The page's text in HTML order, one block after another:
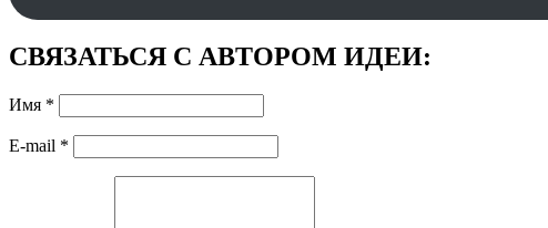
СВЯЗАТЬСЯ С АВТОРОМ ИДЕИ:
Имя *
E-mail *